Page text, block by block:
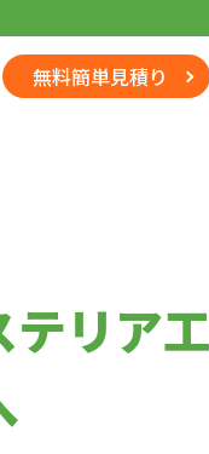
無料簡単見積り
リア